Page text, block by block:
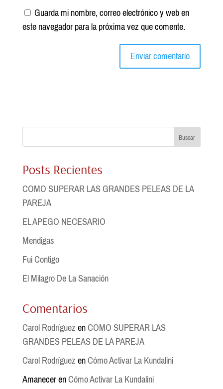
Guarda mi nombre, correo electrónico y web en
este navegador para la próxima vez que comente.
Buscar
Posts Recientes
COMO SUPERAR LAS GRANDES PELEAS DE LA
PAREJA
EL APEGO NECESARIO
Mendigas
Fui Contigo
El Milagro De La Sanación
Comentarios
Carol RodríguezenCOMO SUPERAR LAS
GRANDES PELEAS DE LA PAREJA
Carol RodríguezenCómo Activar La Kundalini
AmanecerenCómo Activar La Kundalini